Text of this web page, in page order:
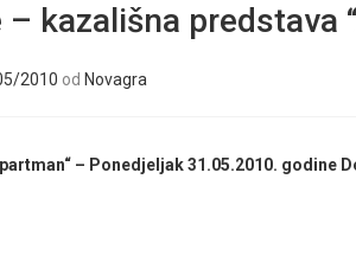
kazališna predstava
2010 od Novagra
– Ponedjeljak 31.05.2010. godine